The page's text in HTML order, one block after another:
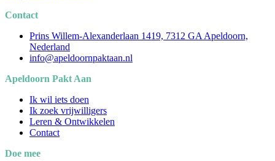
Contact
Prins Willem-Alexanderlaan 1419, 7312 GA Apeldoorn,
Nederland
info@apeldoornpaktaan.nl
Apeldoorn Pakt Aan
Ik wil iets doen
Ik zoek vrijwilligers
Leren & Ontwikkelen
Contact
Doe mee